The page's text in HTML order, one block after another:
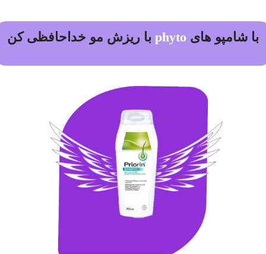
با شامپو های biotin collagen